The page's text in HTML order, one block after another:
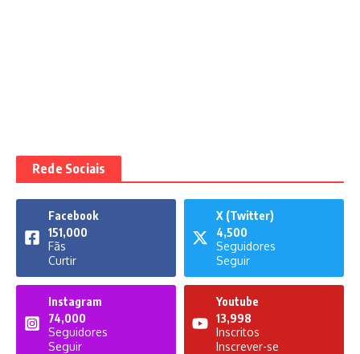
Rede Sociais
Facebook
151,000
Fãs
Curtir
X (Twitter)
4,500
Seguidores
Seguir
Instagram
74,000
Seguidores
Seguir
Youtube
13,998
Inscritos
Inscrever-se